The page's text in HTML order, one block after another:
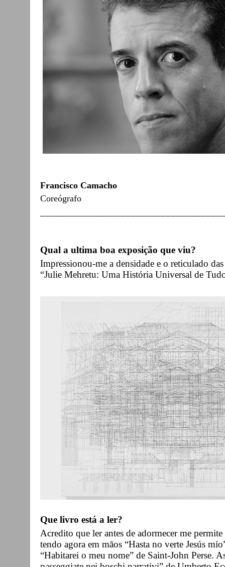
Francisco Camacho
Coreógrafo
Qual a ultima boa exposição que viu?
Impressionou-me a densidade e o reticulado
“Julie Mehretu: Uma História Universal de
Que livro está a ler?
Acredito que ler antes de adormecer me
tendo agora em mãos “Hasta no verte Jesús
“Habitarei o meu nome” de Saint-John Perse.